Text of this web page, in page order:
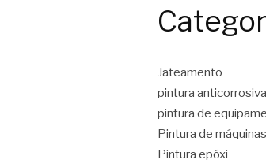
Jateamento
pintura anticorrosiva
pintura de
Pintura de
Pintura epóxi